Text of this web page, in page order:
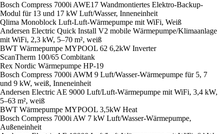
Bosch Compress 7000i AWE17 Wandmontiertes Elektro-Backup-
Modul für 13 und 17 kW Luft/Wasser, Inneneinheit
Qlima Monoblock Luft-Luft-Wärmepumpe mit WiFi, Weiß
Andersen Electric Quick Install V2 mobile Wärmepumpe/Klimaanlage
mit WiFi, 2,3 kW, 5–70 m², weiß
BWT Wärmepumpe MYPOOL 62 6,2kW Inverter
ScanTherm 100/65 Combitank
Rex Nordic Wärmepumpe HP-19
Bosch Compress 7000i AWM 9 Luft/Wasser-Wärmepumpe für 5, 7
und 9 kW, weiß, Inneneinheit
Andersen Electric AE 9000 Luft/Luft-Wärmepumpe mit WiFi, 3,4 kW,
5–63 m², weiß
BWT Wärmepumpe MYPOOL 3,5kW Heat
Bosch Compress 7000i AW 7 kW Luft/Wasser-Wärmepumpe,
Außeneinheit